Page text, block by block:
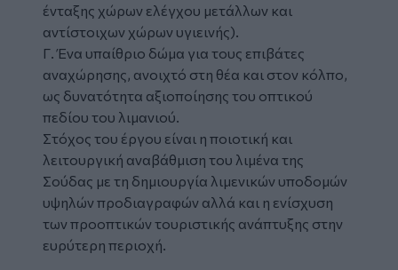
ένταξης χώρων ελέγχου μετάλλων και
αντίστοιχων χώρων υγιεινής).
Γ. Ένα υπαίθριο δώμα για τους επιβάτες
αναχώρησης, ανοιχτό στη θέα και στον κόλπο,
ως δυνατότητα αξιοποίησης του οπτικού
πεδίου του λιμανιού.
Στόχος του έργου είναι η ποιοτική και
λειτουργική αναβάθμιση του λιμένα της
Σούδας με τη δημιουργία λιμενικών υποδομών
υψηλών προδιαγραφών αλλά και η ενίσχυση
των προοπτικών τουριστικής ανάπτυξης στην
ευρύτερη περιοχή.